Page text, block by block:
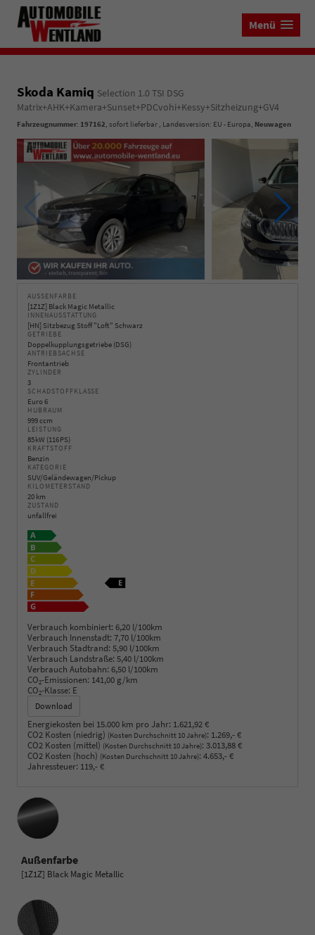
Menü
Skoda Kamiq Selection 1.0 TSI DSG
Matrix+AHK+Kamera+Sunset+PDCvohi+Kessy+Sitzheizung+GV4
Fahrzeugnummer: 197162, sofort lieferbar , Landesversion: EU - Europa, Neuwagen
AUSSENFARBE
[1Z1Z] Black Magic Metallic
INNENAUSSTATTUNG
[HN] Sitzbezug Stoff "Loft" Schwarz
GETRIEBE
Doppelkupplungsgetriebe (DSG)
ANTRIEBSACHSE
Frontantrieb
ZYLINDER
3
SCHADSTOFFKLASSE
Euro 6
HUBRAUM
999 ccm
LEISTUNG
85 kW (116 PS)
KRAFTSTOFF
Benzin
KATEGORIE
SUV/Geländewagen/Pickup
KILOMETERSTAND
20 km
ZUSTAND
unfallfrei
Verbrauch kombiniert: 6,20 l/100km
Verbrauch Innenstadt: 7,70 l/100km
Verbrauch Stadtrand: 5,90 l/100km
Verbrauch Landstraße: 5,40 l/100km
Verbrauch Autobahn: 6,50 l/100km
CO2-Emissionen: 141,00 g/km
CO2-Klasse: E
Download
Energiekosten bei 15.000 km pro Jahr: 1.621,92 €
CO2 Kosten (niedrig) (Kosten Durchschnitt 10 Jahre): 1.269,- €
CO2 Kosten (mittel) (Kosten Durchschnitt 10 Jahre): 3.013,88 €
CO2 Kosten (hoch) (Kosten Durchschnitt 10 Jahre): 4.653,- €
Jahressteuer: 119,- €
Außenfarbe
[1Z1Z] Black Magic Metallic
Innenausstattung